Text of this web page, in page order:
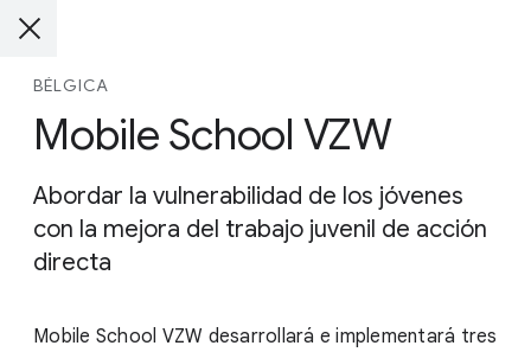
BÉLGICA
Mobile School VZW
Abordar la vulnerabilidad de los jóvenes
con la mejora del trabajo juvenil de acción
directa
Mobile School VZW desarrollará e implementará tres